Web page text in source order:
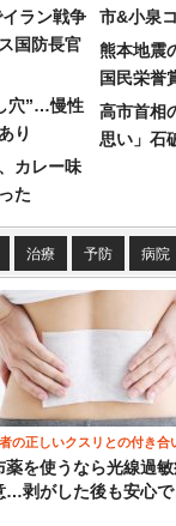
ラン戦争
国防長官
穴”…慢性
り
カレー味
た
市&小泉
熊本地震
国民栄誉
高市首相
思い」石
治療 予防 病院
の正しいクスリとの付き合
薬を使うなら光線過
…剥がした後も安心で